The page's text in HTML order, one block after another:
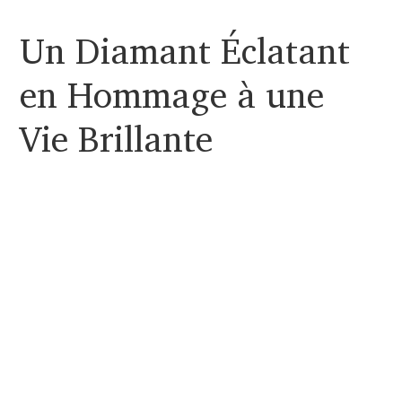
Un Diamant Éclatant
en Hommage à une
Vie Brillante